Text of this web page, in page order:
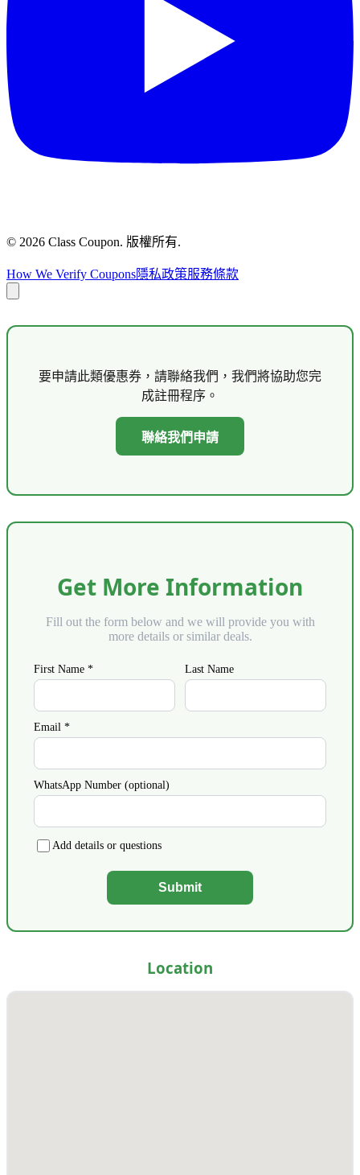
© 2026 Class Coupon. 版權所有.
How We Verify Coupons隱私政策服務條款
要申請此類優惠券，請聯絡我們，我們將協助您完
成註冊程序。
聯絡我們申請
Get More Information
Fill out the form below and we will provide you with
more details or similar deals.
First Name * Last Name
Email *
WhatsApp Number (optional)
Add details or questions
Submit
Location